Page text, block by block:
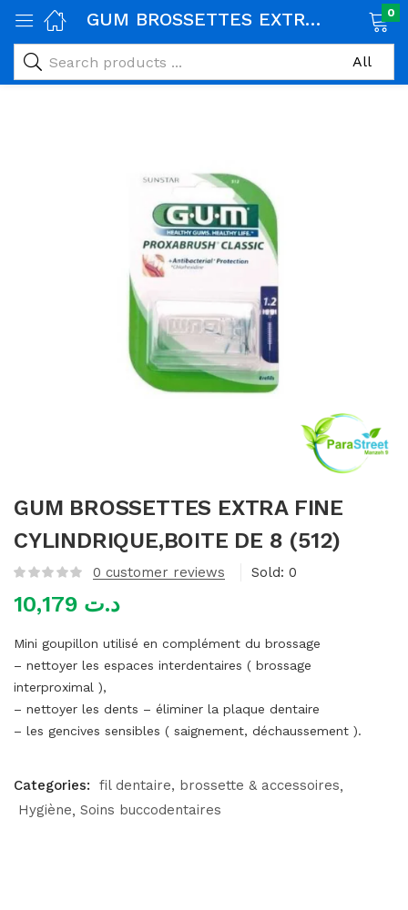
alimentaires)
GUM BROSSETTES EXTRA FINE CYLINDRIQUE,BOITE DE 8 (512) 0
GUM BROSSETTES EXTRA FINE
CYLINDRIQUE,BOITE DE 8 (512)
0 customer reviews Sold: 0
د.ت
Mini goupillon utilisé en complément du brossage
– nettoyer les espaces interdentaires ( brossage
interproximal ),
– nettoyer les dents – éliminer la plaque dentaire
– les gencives sensibles ( saignement, déchaussement ).
Categories:
fil dentaire, brossette & accessoires
Hygiène Soins buccodentaires